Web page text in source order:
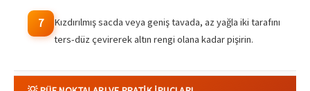
7
Kızdırılmış sacda veya geniş tavada, az yağla iki tarafını
ters-düz çevirerek altın rengi olana kadar pişirin.